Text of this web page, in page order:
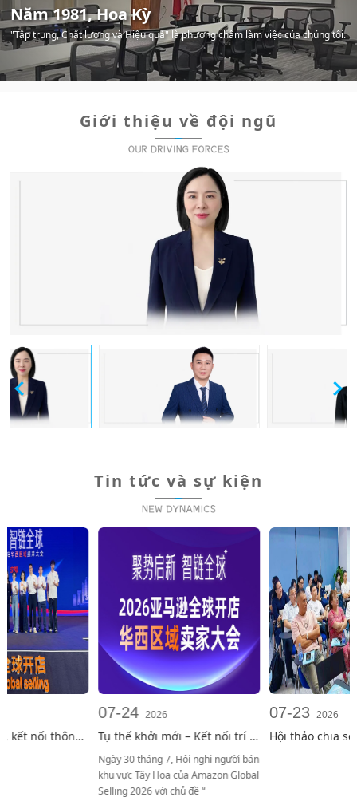
Năm 1981, Hoa Kỳ
"Tập trung, Chất lượng và Hiệu quả" là phương châm làm việc của chúng tôi.
Giới thiệu về đội ngũ
Tin tức và sự kiện
Tụ thế khởi mới – Kết nối trí tuệ toàn cầu｜Hội nghị ng
Ngày 30 tháng 7, Hội nghị người bán
khu vực Tây Hoa của Amazon Global
Selling 2026 với chủ đề “
Hội thảo chia sẻ tại Thâm Quyến về hai nền tảng Amazon & TikTok